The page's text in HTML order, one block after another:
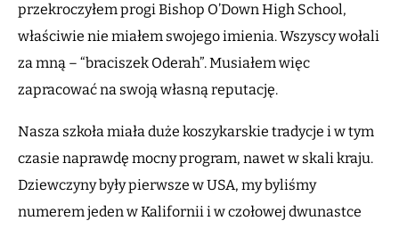
przekroczyłem progi Bishop O’Down High School,
właściwie nie miałem swojego imienia. Wszyscy wołali
za mną – “braciszek Oderah”. Musiałem więc
zapracować na swoją własną reputację.
Nasza szkoła miała duże koszykarskie tradycje i w tym
czasie naprawdę mocny program, nawet w skali kraju.
Dziewczyny były pierwsze w USA, my byliśmy
numerem jeden w Kalifornii i w czołowej dwunastce